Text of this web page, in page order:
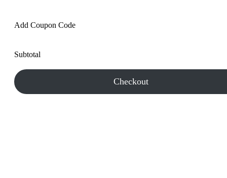
Add Coupon Code
Subtotal
Checkout